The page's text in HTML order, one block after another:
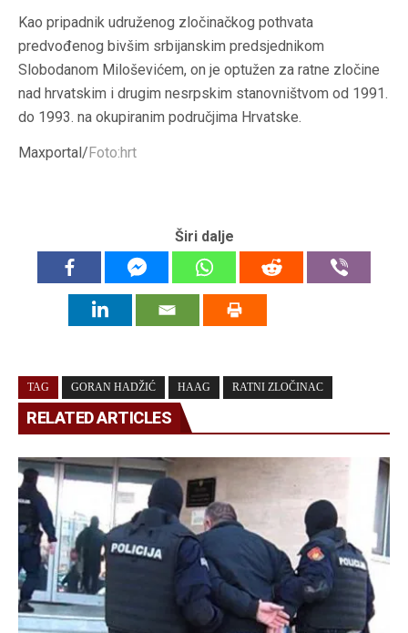
Kao pripadnik udruženog zločinačkog pothvata
predvođenog bivšim srbijanskim predsjednikom
Slobodanom Miloševićem, on je optužen za ratne zločine
nad hrvatskim i drugim nesrpskim stanovništvom od 1991.
do 1993. na okupiranim područjima Hrvatske.
Maxportal/ Foto:hrt
Širi dalje
TAG GORAN HADŽIĆ HAAG RATNI ZLOČINAC
RELATED ARTICLES